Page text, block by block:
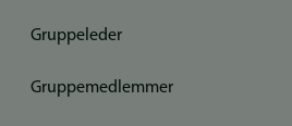
Gruppeleder
Gruppemedlemmer